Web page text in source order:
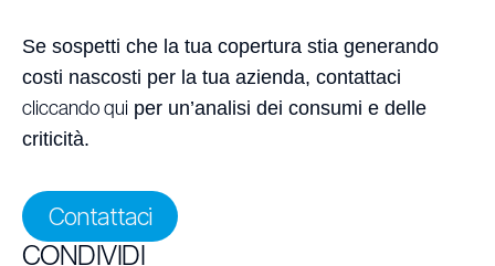
Se sospetti che la tua copertura stia generando
costi nascosti per la tua azienda, contattaci
cliccando qui per un’analisi dei consumi e delle
criticità.
Contattaci
CONDIVIDI